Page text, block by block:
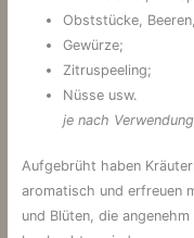
Obststücke,
Gewürze;
Zitruspeeling;
Nüsse usw.
je nach
Aufgebrüht haben
aromatisch und erfreuen
und Blüten, die